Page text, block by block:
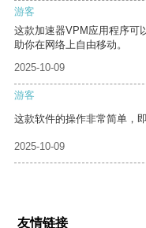
游客
这款加速器VPM应用程序可
助你在网络上自由移动。
2025-10-09
游客
这款软件的操作非常简单，
2025-10-09
友情链接